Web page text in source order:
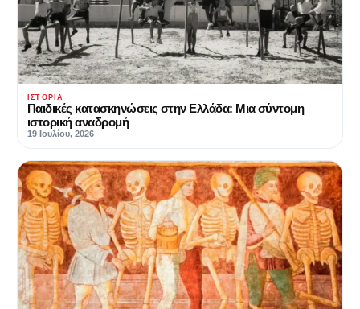
ΙΣΤΟΡΊΑ
Παιδικές κατασκηνώσεις στην Ελλάδα: Μια σύντομη
ιστορική αναδρομή
19 Ιουλίου, 2026